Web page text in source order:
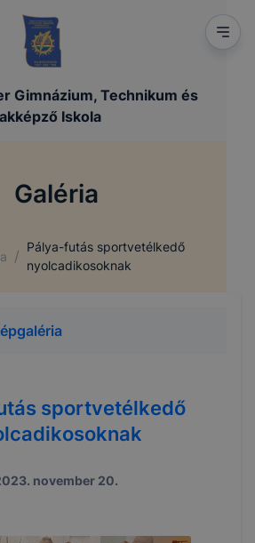
Gimnázium, Technikum és
Iskola
Galéria
/
Pálya-futás sportvetélkedő
nyolcadikosoknak
sportvetélkedő
november 20.